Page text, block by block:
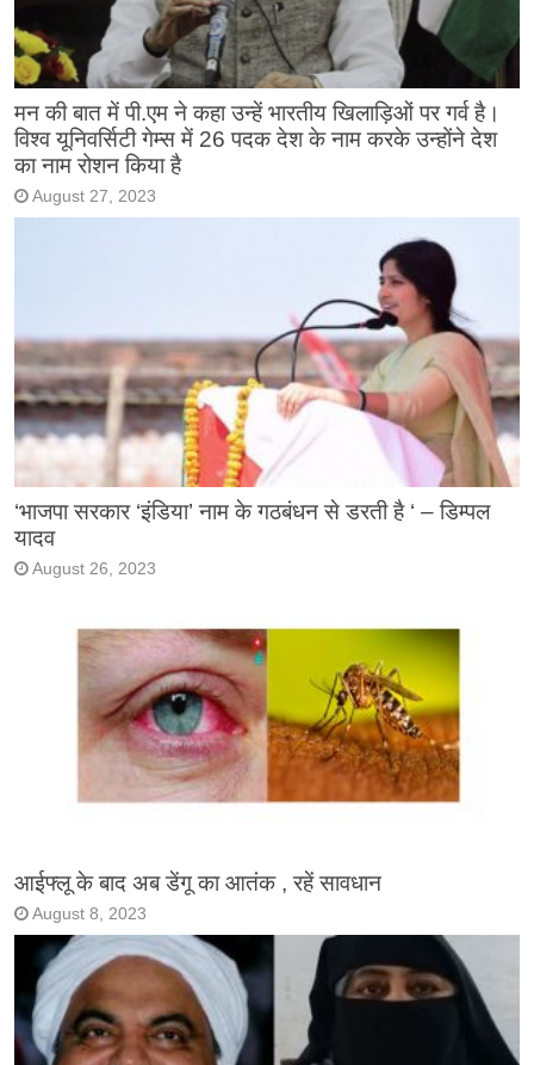
मन की बात में पी.एम ने कहा उन्हें भारतीय खिलाड़िओं पर गर्व है।
विश्व यूनिवर्सिटी गेम्स में 26 पदक देश के नाम करके उन्होंने देश
का नाम रोशन किया है
August 27, 2023
‘भाजपा सरकार ‘इंडिया’ नाम के गठबंधन से डरती है ‘ – डिम्पल
यादव
August 26, 2023
आईफ्लू के बाद अब डेंगू का आतंक , रहें सावधान
August 8, 2023